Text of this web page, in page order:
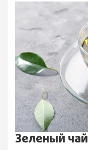
Зеленый чай